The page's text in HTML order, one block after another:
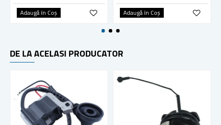
Adaugă în Coş Adaugă în Coş
DE LA ACELASI PRODUCATOR